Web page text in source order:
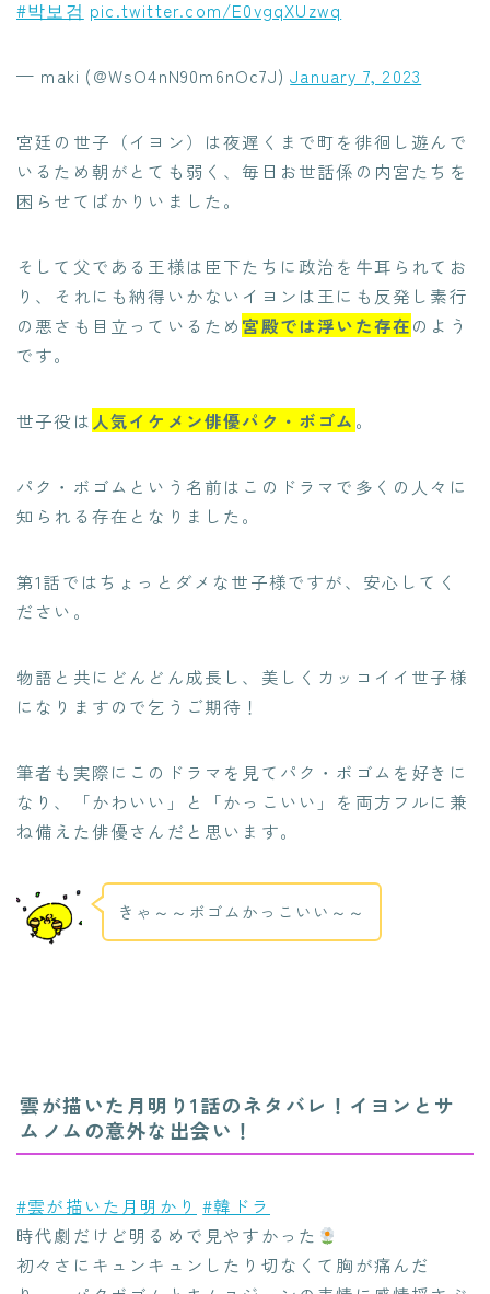
#박보검 pic.twitter.com/E0vgqXUzwq
— maki (@WsO4nN90m6nOc7J)January 7, 2023
宮廷の世子（イヨン）は夜遅くまで町を徘徊し遊んで
いるため朝がとても弱く、毎日お世話係の内宮たちを
困らせてばかりいました。
そして父である王様は臣下たちに政治を牛耳られてお
り、それにも納得いかないイヨンは王にも反発し素行
の悪さも目立っているため 宮殿では浮いた存在のよう
です。
世子役は 人気イケメン俳優パク・ボゴム 。
パク・ボゴムという名前はこのドラマで多くの人々に
知られる存在となりました。
第1話ではちょっとダメな世子様ですが、安心してく
ださい。
物語と共にどんどん成長し、美しくカッコイイ世子様
になりますので乞うご期待！
筆者も実際にこのドラマを見てパク・ボゴムを好きに
なり、「かわいい」と「かっこいい」を両方フルに兼
ね備えた俳優さんだと思います。
きゃ～～ボゴムかっこいい～～
雲が描いた月明り1話のネタバレ！イヨンとサ
ムノムの意外な出会い！
#雲が描いた月明かり #韓ドラ
時代劇だけど明るめで見やすかった
初々さにキュンキュンしたり切なくて胸が痛んだ